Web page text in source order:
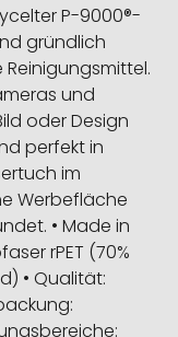
P-9000®-
gründlich
und
oder Design
perfekt in
im
Werbefläche
• Made in
rPET (70%
• Qualität: